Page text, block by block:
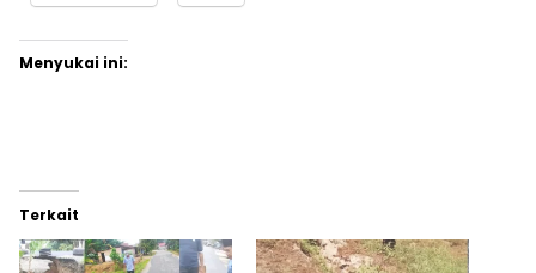
Menyukai ini:
Terkait